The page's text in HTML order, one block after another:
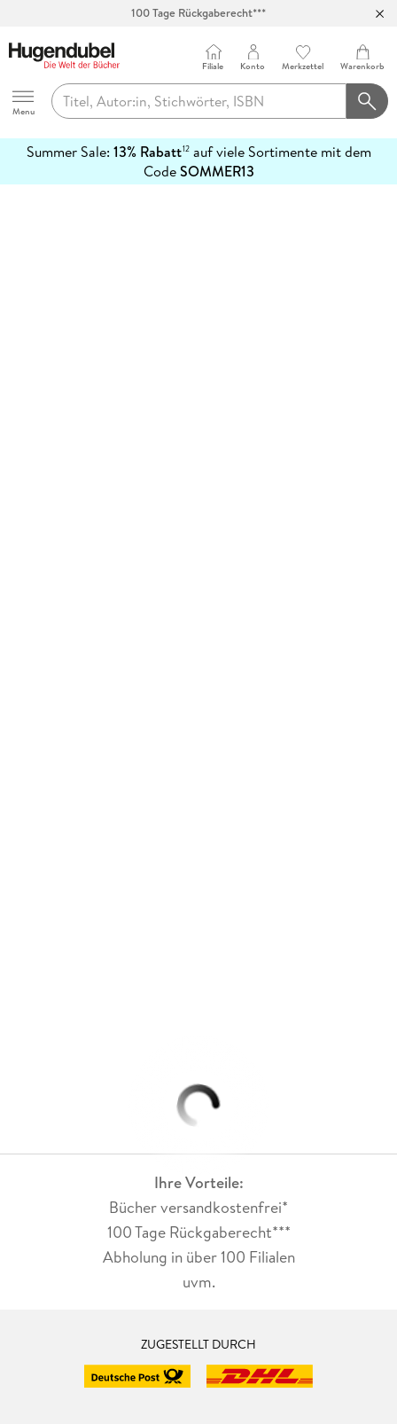
100 Tage Rückgaberecht***
Hugendubel
Menu
Filiale Konto Merkzettel Warenkorb
Summer Sale: 13% Rabatt12auf viele Sortimente mit dem
CodeSOMMER13
erfahren
Ihre Vorteile:
Bücher versandkostenfrei*
100 Tage Rückgaberecht***
Abholung in über 100 Filialen
uvm.
ZUGESTELLT DURCH